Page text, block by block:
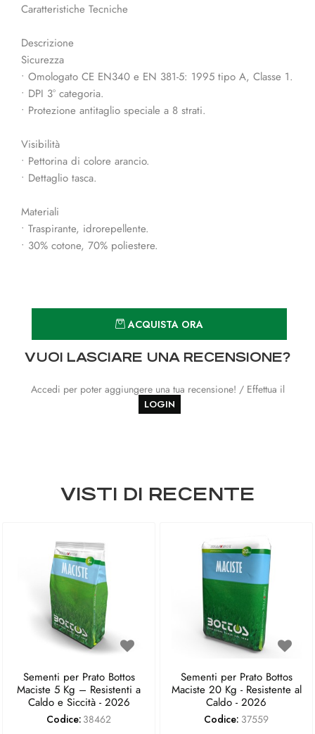
Caratteristiche Tecniche
Descrizione
Sicurezza
• Omologato CE EN340 e EN 381-5: 1995 tipo A, Classe 1.
• DPI 3° categoria.
• Protezione antitaglio speciale a 8 strati.
Visibilità
• Pettorina di colore arancio.
• Dettaglio tasca.
Materiali
• Traspirante, idrorepellente.
• 30% cotone, 70% poliestere.
ACQUISTA ORA
VUOI LASCIARE UNA RECENSIONE?
Accedi per poter aggiungere una tua recensione! / Effettua il
LOGIN
VISTI DI RECENTE
Sementi per Prato Bottos
Maciste 5 Kg – Resistenti a
Caldo e Siccità - 2026
Codice: 38462
Sementi per Prato Bottos
Maciste 20 Kg - Resistente al
Caldo - 2026
Codice: 37559